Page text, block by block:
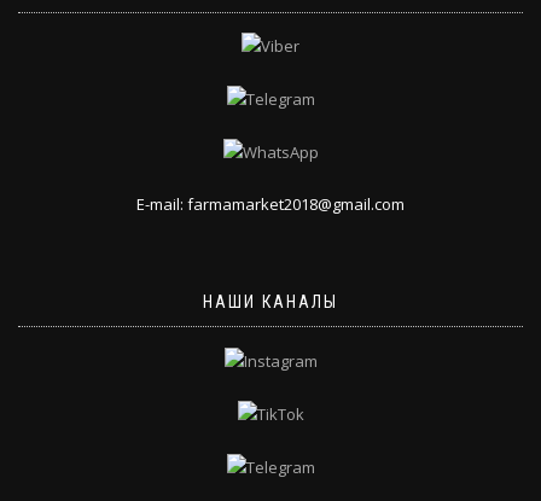
E-mail: farmamarket2018@gmail.com
НАШИ КАНАЛЫ